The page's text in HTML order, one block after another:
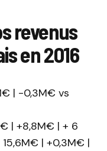
revenus
en 2016
| -0,3M€ vs
| +8,8M€ | + 6
| +0,3M€ |